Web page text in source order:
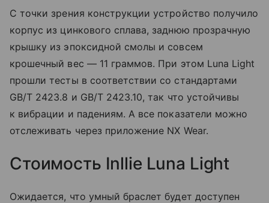
С точки зрения конструкции устройство получило
корпус из цинкового сплава, заднюю прозрачную
крышку из эпоксидной смолы и совсем
крошечный вес — 11 граммов. При этом Luna Light
прошли тесты в соответствии со стандартами
GB/T 2423.8 и GB/T 2423.10, так что устойчивы
к вибрации и падениям. А все показатели можно
отслеживать через приложение NX Wear.
Стоимость Inllie Luna Light
Ожидается, что умный браслет будет доступен